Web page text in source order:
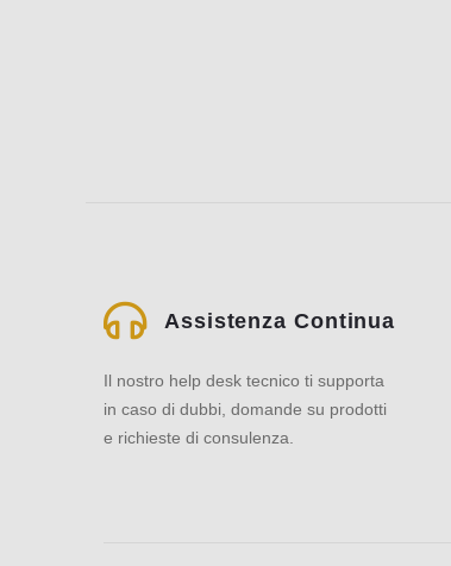
Assistenza Continua
Il nostro help desk tecnico ti supporta
in caso di dubbi, domande su prodotti
e richieste di consulenza.